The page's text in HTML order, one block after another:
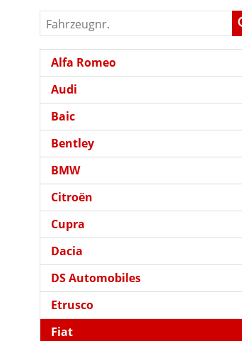
Fahrzeugnr.
Alfa Romeo
Audi
Baic
Bentley
BMW
Citroën
Cupra
Dacia
DS Automobiles
Etrusco
Fiat